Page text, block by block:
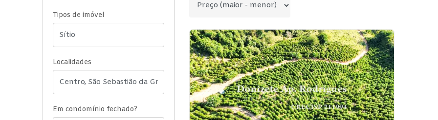
Tipos de imóvel
Localidades
Em condomínio fechado?
Ordenar por